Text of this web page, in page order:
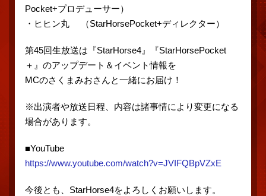
Pocket+プロデューサー）
・ヒヒン丸 （StarHorsePocket+ディレクター）
第45回生放送は『StarHorse4』『StarHorsePocket
＋』のアップデート＆イベント情報を
MCのさくまみおさんと一緒にお届け！
※出演者や放送日程、内容は諸事情により変更になる
場合があります。
■YouTube
https://www.youtube.com/watch?v=JVIFQBpVZxE
今後とも、StarHorse4をよろしくお願いします。